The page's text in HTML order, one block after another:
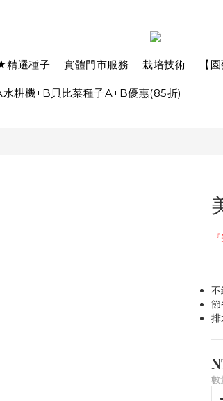
精選種子 實體門市服務 栽培技術 【
耕機+B貝比菜種子A+B優惠(85折)
不
節
排
數